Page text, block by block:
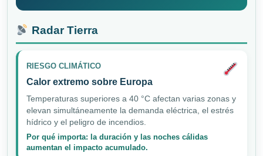
Radar Tierra
RIESGO CLIMÁTICO
Calor extremo sobre Europa
Temperaturas superiores a 40 °C afectan varias zonas y
elevan simultáneamente la demanda eléctrica, el estrés
hídrico y el peligro de incendios.
Por qué importa: la duración y las noches cálidas
aumentan el impacto acumulado.